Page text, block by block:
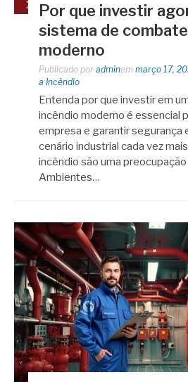
Por que investir
sistema de
moderno
Publicado por adminem março 17,
a Incêndio
Entenda por que investir em
incêndio moderno é essencial
empresa e garantir segurança
cenário industrial cada vez
incêndio são uma
Ambientes…